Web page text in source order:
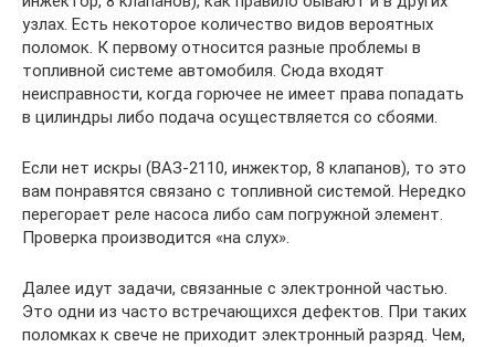
узлах. Есть некоторое количество видов вероятных
поломок. К первому относится разные проблемы в
топливной системе автомобиля. Сюда входят
неисправности, когда горючее не имеет права попадать
в цилиндры либо подача осуществляется со сбоями.
Если нет искры (ВАЗ-2110, инжектор, 8 клапанов), то это
вам понравятся связано с топливной системой. Нередко
перегорает реле насоса либо сам погружной элемент.
Проверка производится «на слух».
Далее идут задачи, связанные с электронной частью.
Это одни из часто встречающихся дефектов. При таких
поломках к свече не приходит электронный разряд. Чем,